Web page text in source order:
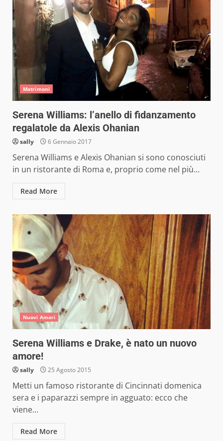
Matrimoni
Serena Williams: l’anello di fidanzamento
regalatole da Alexis Ohanian
sally 6 Gennaio 2017
Serena Williams e Alexis Ohanian si sono conosciuti
in un ristorante di Roma e, proprio come nel più...
Read More
Nuovi Amori
Serena Williams e Drake, è nato un nuovo
amore!
sally 25 Agosto 2015
Metti un famoso ristorante di Cincinnati domenica
sera e i paparazzi sempre in agguato: ecco che
viene...
Read More